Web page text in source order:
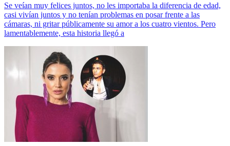
Se veían muy felices juntos, no les importaba la diferencia de edad,
casi vivían juntos y no tenían problemas en posar frente a las
cámaras, ni gritar públicamente su amor a los cuatro vientos. Pero
lamentablemente, esta historia llegó a